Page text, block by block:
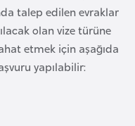
talep edilen evraklar
olan vize türüne
etmek için aşağıda
yapılabilir: